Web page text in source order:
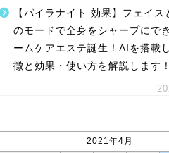
【パイラナイト 効果】フェイス
のモードで全身をシャープにで
ームケアエステ誕生！AIを搭載
徴と効果・使い方を解説します！
2021年4月